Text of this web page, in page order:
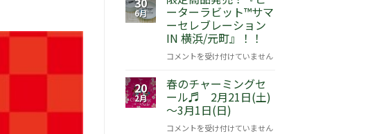
6月 ーターラビット™サマ
ーセレブレーション
IN 横浜/元町』！！
限
商
品
発
売！
コメントを受け付けていません
20
2月
春のチャーミングセ
ール♬ 2月21日(土)
～3月1日(日)
春
コメントを受け付けていません